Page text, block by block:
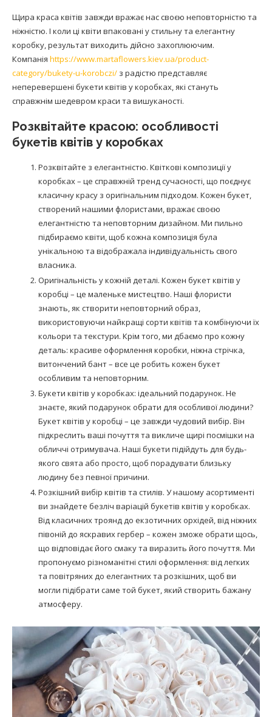
Щира краса квітів завжди вражає нас своєю неповторністю та
ніжністю. І коли ці квіти впаковані у стильну та елегантну
коробку, результат виходить дійсно захоплюючим.
Компанія https://www.martaflowers.kiev.ua/product-
category/bukety-u-korobczi/ з радістю представляє
неперевершені букети квітів у коробках, які стануть
справжнім шедевром краси та вишуканості.
Розквітайте красою: особливості
букетів квітів у коробках
Розквітайте з елегантністю. Квіткові композиції у
коробках – це справжній тренд сучасності, що поєднує
класичну красу з оригінальним підходом. Кожен букет,
створений нашими флористами, вражає своєю
елегантністю та неповторним дизайном. Ми пильно
підбираємо квіти, щоб кожна композиція була
унікальною та відображала індивідуальність свого
власника.
Оригінальність у кожній деталі. Кожен букет квітів у
коробці – це маленьке мистецтво. Наші флористи
знають, як створити неповторний образ,
використовуючи найкращі сорти квітів та комбінуючи їх
кольори та текстури. Крім того, ми дбаємо про кожну
деталь: красиве оформлення коробки, ніжна стрічка,
витончений бант – все це робить кожен букет
особливим та неповторним.
Букети квітів у коробках: ідеальний подарунок. Не
знаєте, який подарунок обрати для особливої людини?
Букет квітів у коробці – це завжди чудовий вибір. Він
підкреслить ваші почуття та викличе щирі посмішки на
обличчі отримувача. Наші букети підійдуть для будь-
якого свята або просто, щоб порадувати близьку
людину без певної причини.
Розкішний вибір квітів та стилів. У нашому асортименті
ви знайдете безліч варіацій букетів квітів у коробках.
Від класичних троянд до екзотичних орхідей, від ніжних
півоній до яскравих гербер – кожен зможе обрати щось,
що відповідає його смаку та виразить його почуття. Ми
пропонуємо різноманітні стилі оформлення: від легких
та повітряних до елегантних та розкішних, щоб ви
могли підібрати саме той букет, який створить бажану
атмосферу.